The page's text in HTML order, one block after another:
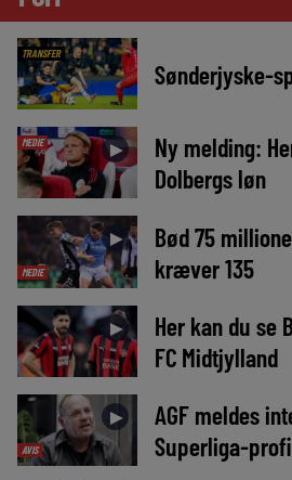
TRANSFER
Sønderjyske-
MEDIE ►
Ny melding:
Dolbergs løn
MEDIE
►
Bød 75
kræver 135
►
Her kan du se
FC Midtjylland
AVIS
►
AGF meldes
Superliga-